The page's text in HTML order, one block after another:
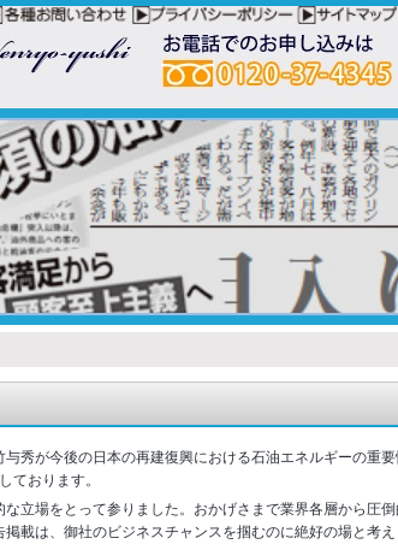
秀が今後の日本の再建復興における石油エネルギーの重
ております。
立場をとって参りました。おかげさまで業界各層から圧
載は、御社のビジネスチャンスを掴むのに絶好の場と考え